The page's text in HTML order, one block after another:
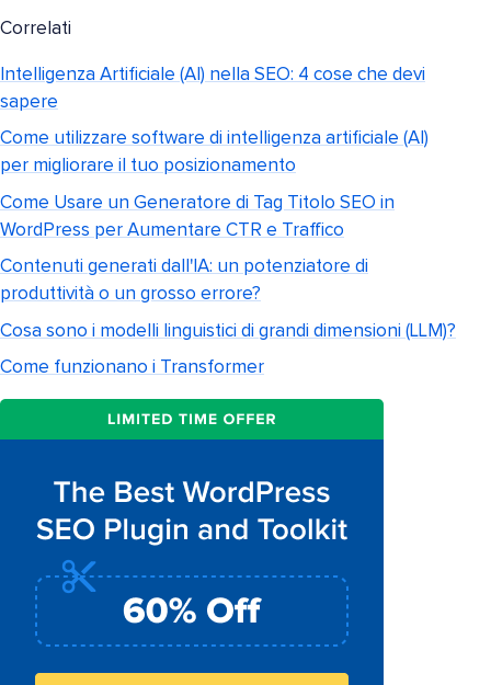
Correlati
Intelligenza Artificiale (AI) nella SEO: 4 cose che devi
sapere
Come utilizzare software di intelligenza artificiale (AI)
per migliorare il tuo posizionamento
Come Usare un Generatore di Tag Titolo SEO in
WordPress per Aumentare CTR e Traffico
Contenuti generati dall'IA: un potenziatore di
produttività o un grosso errore?
Cosa sono i modelli linguistici di grandi dimensioni (LLM)?
Come funzionano i Transformer